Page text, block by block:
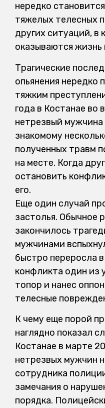
нередко
тяжелых телесных
других ситуаций, в
оказываются
Трагические
опьянения нередко
тяжким
года в Костанае во
нетрезвый мужчина
знакомому
полученных травм
на месте. Когда
остановить
его.
Еще один случай
застолья. Обычное
закончилось
мужчинами
быстро переросла
конфликта один из
топор и нанес
телесные
К чему еще порой
наглядно показал
Костанае в марте
нетрезвых мужчин
сотрудника
замечания о
порядка.